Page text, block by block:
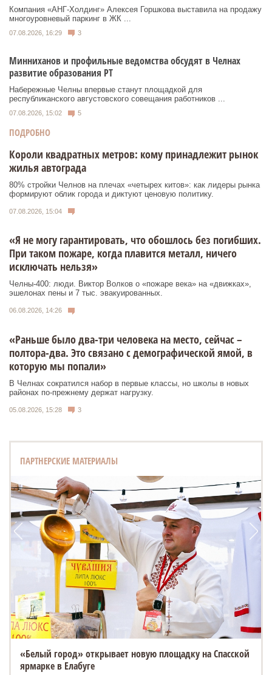
Компания «АНГ-Холдинг» Алексея Горшкова выставила на продажу
многоуровневый паркинг в ЖК ...
07.08.2026, 16:29 3
Минниханов и профильные ведомства обсудят в Челнах
развитие образования РТ
Набережные Челны впервые станут площадкой для
республиканского августовского совещания работников ...
07.08.2026, 15:02 5
ПОДРОБНО
Короли квадратных метров: кому принадлежит рынок
жилья автограда
80% стройки Челнов на плечах «четырех китов»: как лидеры рынка
формируют облик города и диктуют ценовую политику.
07.08.2026, 15:04
«Я не могу гарантировать, что обошлось без погибших.
При таком пожаре, когда плавится металл, ничего
исключать нельзя»
Челны-400: люди. Виктор Волков о «пожаре века» на «движках»,
эшелонах пены и 7 тыс. эвакуированных.
06.08.2026, 14:26
«Раньше было два-три человека на место, сейчас –
полтора-два. Это связано с демографической ямой, в
которую мы попали»
В Челнах сократился набор в первые классы, но школы в новых
районах по-прежнему держат нагрузку.
05.08.2026, 15:28 3
ПАРТНЕРСКИЕ МАТЕРИАЛЫ
ESTEO MX уже в ТТС: 3 экрана, искусственный интеллект
и полный привод